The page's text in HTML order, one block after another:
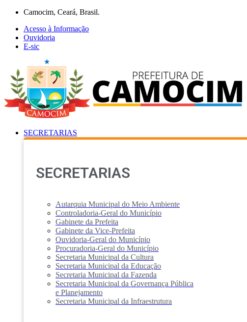
conteúdo
Camocim, Ceará, Brasil.
Acesso à Informação
Ouvidoria
E-sic
SECRETARIAS
SECRETARIAS
Autarquia Municipal do Meio Ambiente
Controladoria-Geral do Município
Gabinete da Prefeita
Gabinete da Vice-Prefeita
Ouvidoria-Geral do Município
Procuradoria-Geral do Município
Secretaria Municipal da Cultura
Secretaria Municipal da Educação
Secretaria Municipal da Fazenda
Secretaria Municipal da Governança Pública
e Planejamento
Secretaria Municipal da Infraestrutura